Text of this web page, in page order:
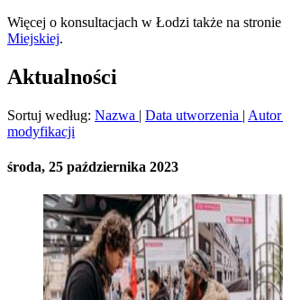
Więcej o konsultacjach w Łodzi także na stronie
Miejskiej.
Aktualności
Sortuj według: Nazwa | Data utworzenia | Autor
modyfikacji
środa, 25 października 2023